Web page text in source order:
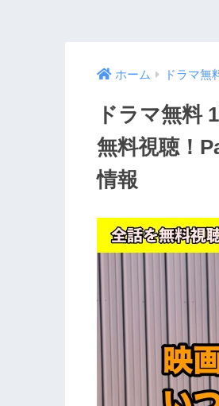
ホーム ドラマ
ドラマ無料
無料視聴！
情報